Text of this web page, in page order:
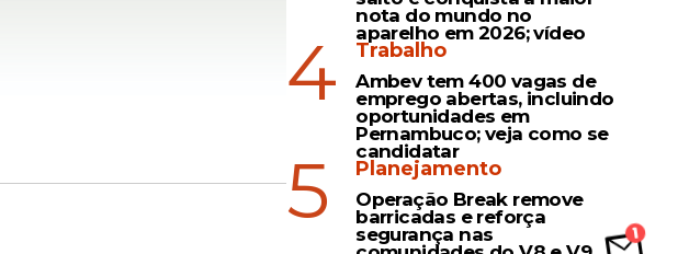
nota do mundo no
aparelho em 2026; vídeo
4 Trabalho
Ambev tem 400 vagas de
emprego abertas, incluindo
oportunidades em
Pernambuco; veja como se
candidatar
5 Planejamento
Operação Break remove
barricadas e reforça
segurança nas